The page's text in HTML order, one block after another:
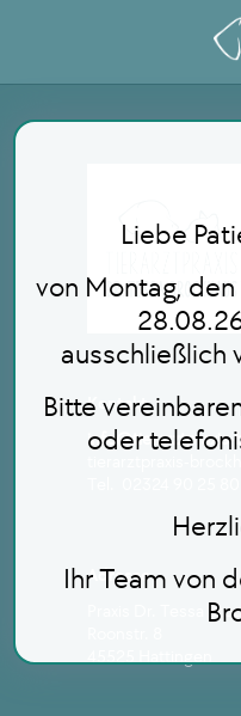
ONLINE
Kontakt
info@tierarztpraxis-
Adresse
Praxis Dr. Tessa
Liebe
von Montag, den
ausschließlich
Bitte
oder
Ihr Team von